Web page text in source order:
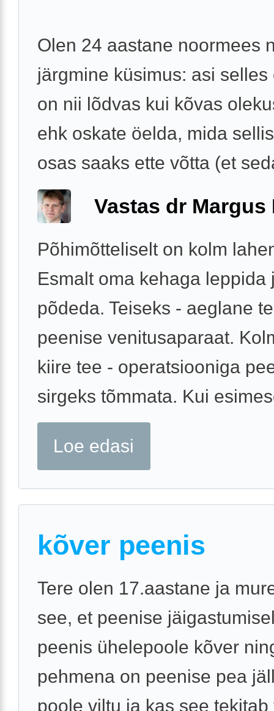
Olen 24 aastane noormees
järgmine küsimus: asi selles
on nii lõdvas kui kõvas
ehk oskate öelda, mida
osas saaks ette võtta (et
Vastas dr Margus
Põhimõtteliselt on kolm
Esmalt oma kehaga leppida
põdeda. Teiseks - aeglane
peenise venitusaparaat.
kiire tee - operatsiooniga
sirgeks tõmmata. Kui
Loe edasi
kõver peenis
Tere olen 17.aastane ja
see, et peenise
peenis ühelepoole kõver
pehmena on peenise pea
poole viltu ja kas see